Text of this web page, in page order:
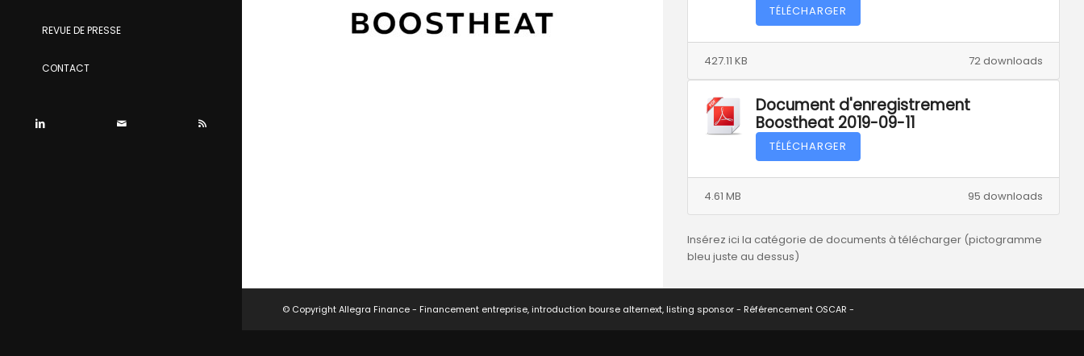
REVUE DE PRESSE
CONTACT
TÉLÉCHARGER
72 downloads
427.11 KB
Document d'enregistrement
Boostheat 2019-09-11
TÉLÉCHARGER
95 downloads
4.61 MB
Insérez ici la catégorie de documents à télécharger (pictogramme
bleu juste au dessus)
© Copyright Allegra Finance - Financement entreprise, introduction bourse alternext, listing sponsor - Référencement OSCAR -